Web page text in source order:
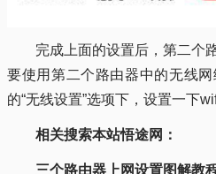
完成上面的设置后，第二个
要使用第二个路由器中的无线
的“无线设置”选项下，设置一下
相关搜索本站悟途网：
三个路由器上网设置图解教